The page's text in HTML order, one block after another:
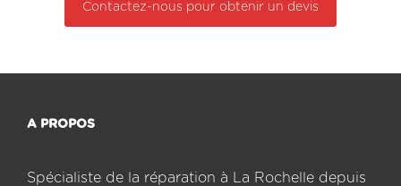
Contactez-nous pour obtenir un devis
A PROPOS
Spécialiste de la réparation à La Rochelle depuis